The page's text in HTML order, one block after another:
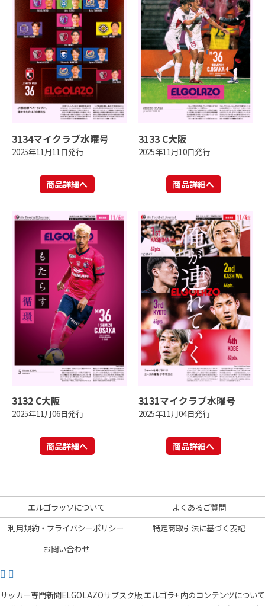
3134マイクラブ水曜号
2025年11月11日発行
商品詳細へ
3133 C大阪
2025年11月10日発行
商品詳細へ
3132 C大阪
2025年11月06日発行
商品詳細へ
3131マイクラブ水曜号
2025年11月04日発行
商品詳細へ
エルゴラッソについて
よくあるご質問
利用規約・プライバシーポリシー
特定商取引法に基づく表記
お問い合わせ
サッカー専門新聞ELGOLAZOサブスク版 エルゴラ+ 内のコンテンツについて